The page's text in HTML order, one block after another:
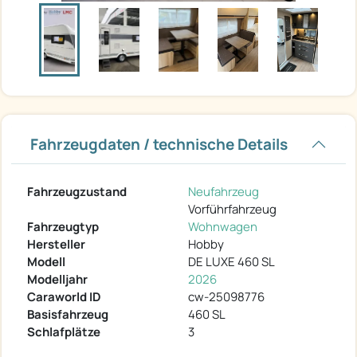
Fahrzeugdaten / technische Details
Fahrzeugzustand
Neufahrzeug
Vorführfahrzeug
Fahrzeugtyp
Wohnwagen
Hersteller
Hobby
Modell
DE LUXE 460 SL
Modelljahr
2026
Caraworld ID
cw-25098776
Basisfahrzeug
460 SL
Schlafplätze
3